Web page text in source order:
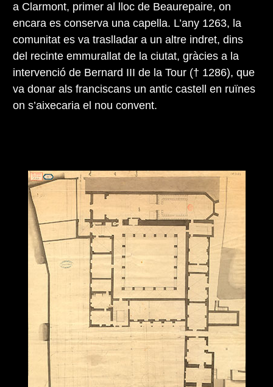
a Clarmont, primer al lloc de Beaurepaire, on
encara es conserva una capella. L’any 1263, la
comunitat es va traslladar a un altre indret, dins
del recinte emmurallat de la ciutat, gràcies a la
intervenció de Bernard III de la Tour († 1286), que
va donar als franciscans un antic castell en ruïnes
on s’aixecaria el nou convent.